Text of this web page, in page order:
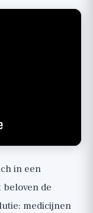
in een
beloven de
medicijnen